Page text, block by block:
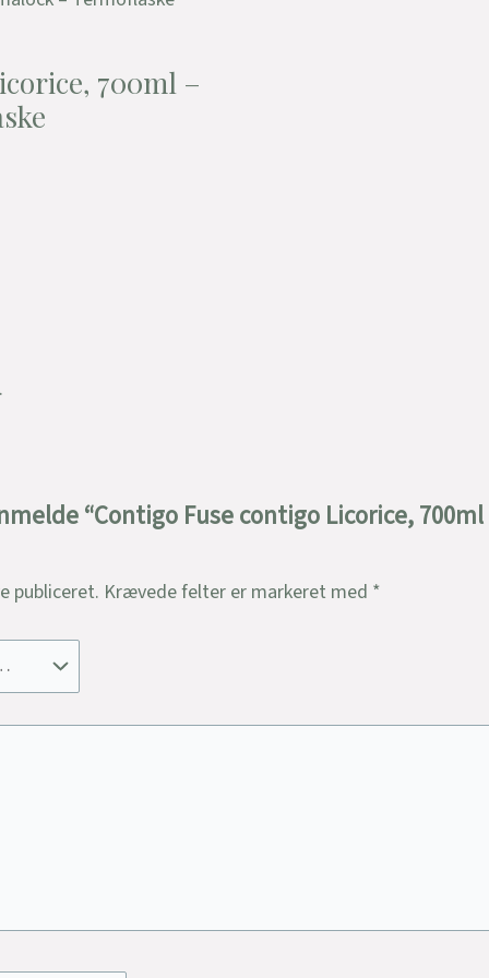
700ml –
“Contigo Fuse contigo Licorice,
publiceret. Krævede felter er markeret med *